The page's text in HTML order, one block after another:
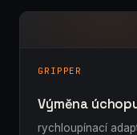
GRIPPER
Výměna
rychloupínací